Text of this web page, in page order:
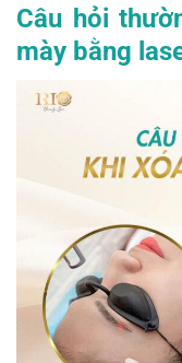
Câu hỏi
mày bằng